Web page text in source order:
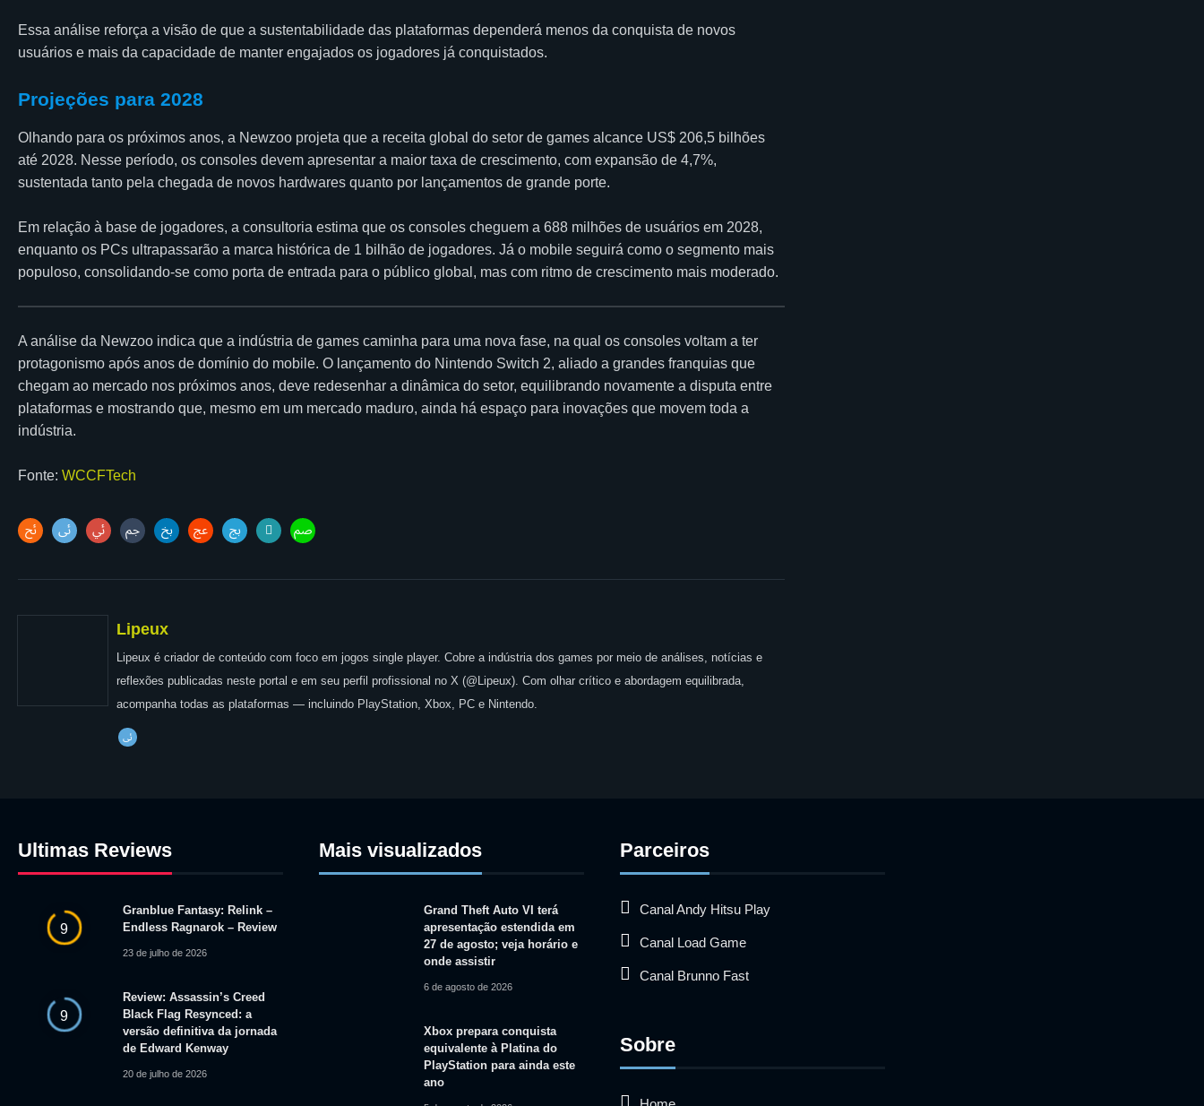
Essa análise reforça a visão de que a sustentabilidade das plataformas dependerá menos da conquista de novos
usuários e mais da capacidade de manter engajados os jogadores já conquistados.
Projeções para 2028
Olhando para os próximos anos, a Newzoo projeta que a receita global do setor de games alcance US$ 206,5 bilhões
até 2028. Nesse período, os consoles devem apresentar a maior taxa de crescimento, com expansão de 4,7%,
sustentada tanto pela chegada de novos hardwares quanto por lançamentos de grande porte.
Em relação à base de jogadores, a consultoria estima que os consoles cheguem a 688 milhões de usuários em 2028,
enquanto os PCs ultrapassarão a marca histórica de 1 bilhão de jogadores. Já o mobile seguirá como o segmento mais
populoso, consolidando-se como porta de entrada para o público global, mas com ritmo de crescimento mais moderado.
A análise da Newzoo indica que a indústria de games caminha para uma nova fase, na qual os consoles voltam a ter
protagonismo após anos de domínio do mobile. O lançamento do Nintendo Switch 2, aliado a grandes franquias que
chegam ao mercado nos próximos anos, deve redesenhar a dinâmica do setor, equilibrando novamente a disputa entre
plataformas e mostrando que, mesmo em um mercado maduro, ainda há espaço para inovações que movem toda a
indústria.
Fonte: WCCFTech
Lipeux
Lipeux é criador de conteúdo com foco em jogos single player. Cobre a indústria dos games por meio de análises, notícias e
reflexões publicadas neste portal e em seu perfil profissional no X (@Lipeux). Com olhar crítico e abordagem equilibrada,
acompanha todas as plataformas — incluindo PlayStation, Xbox, PC e Nintendo.
Ultimas Reviews
9
Granblue Fantasy: Relink –
Endless Ragnarok – Review
23 de julho de 2026
9
Review: Assassin’s Creed
Black Flag Resynced: a
versão definitiva da jornada
de Edward Kenway
20 de julho de 2026
Mais visualizados
Grand Theft Auto VI terá
apresentação estendida em
27 de agosto; veja horário e
onde assistir
6 de agosto de 2026
Xbox prepara conquista
equivalente à Platina do
PlayStation para ainda este
ano
Parceiros
Canal Andy Hitsu Play
Canal Load Game
Canal Brunno Fast
Sobre